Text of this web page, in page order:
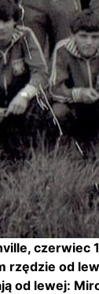
od
od lewej: